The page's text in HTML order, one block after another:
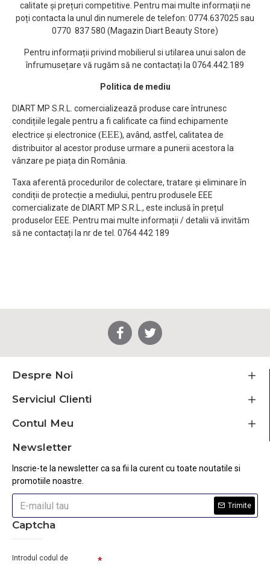
calitate și prețuri competitive. Pentru mai multe informații ne
poți contacta la unul din numerele de telefon: 0774.637025 sau
0770 837 580 (Magazin Diart Beauty Store)
Pentru informații privind mobilierul si utilarea unui salon de
înfrumusețare vă rugăm să ne contactați la 0764.442.189
Politica de mediu
DIART MP S.R.L. comercializează produse care întrunesc
condițiile legale pentru a fi calificate ca fiind echipamente
electrice și electronice (EEE), având, astfel, calitatea de
distribuitor al acestor produse urmare a punerii acestora la
vânzare pe piața din România.
Taxa aferentă procedurilor de colectare, tratare și eliminare în
condiții de protecție a mediului, pentru produsele EEE
comercializate de DIART MP S.R.L., este inclusă în prețul
produselor EEE. Pentru mai multe informații / detalii vă invităm
să ne contactați la nr de tel. 0764 442 189
Despre Noi
Serviciul Clienti
Contul Meu
Newsletter
Inscrie-te la newsletter ca sa fii la curent cu toate noutatile si
promotiile noastre.
Trimite
Captcha
Introdul codul de